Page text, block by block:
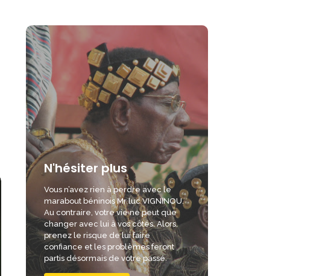
N'hésiter plus
Vous n’avez rien à perdre avec le
marabout béninois Mr luc VIGNINOU.
Au contraire, votre vie ne peut que
changer avec lui à vos côtés. Alors,
prenez le risque de lui faire
confiance et les problèmes feront
partis désormais de votre passé.